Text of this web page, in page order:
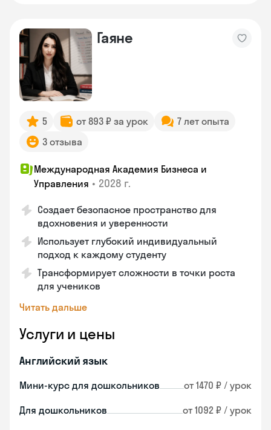
Гаяне
5 от 893 ₽ за урок
7 лет опыта
3 отзыва
Международная Академия Бизнеса и
Управления • 2028 г.
Создает безопасное пространство для
вдохновения и уверенности
Использует глубокий индивидуальный
подход к каждому студенту
Трансформирует сложности в точки роста
для учеников
Читать дальше
Услуги и цены
Английский язык
Мини-курс для дошкольников от 1470 ₽ / урок
Для дошкольников от 1092 ₽ / урок